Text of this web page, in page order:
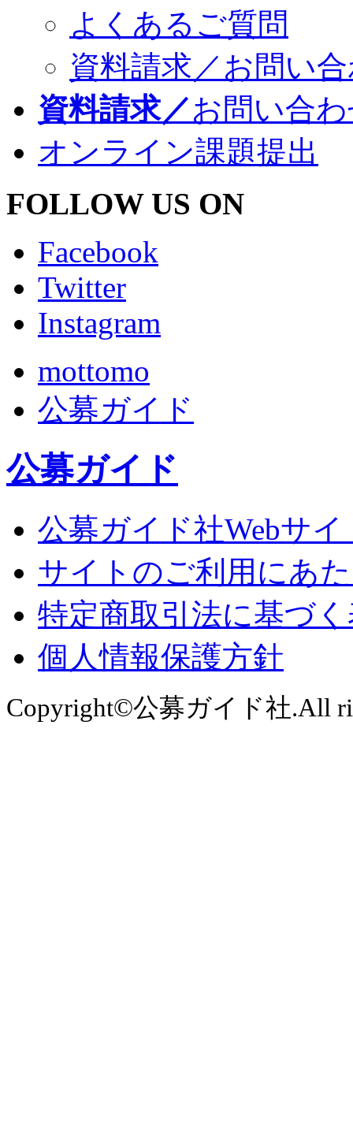
よくあるご質問
資料請求／お問い
資料請求／お問い合
オンライン課題提出
FOLLOW US ON
Facebook
Twitter
Instagram
mottomo
公募ガイド
公募ガイド
公募ガイド社Webサイ
サイトのご利用にあ
特定商取引法に基づ
個人情報保護方針
Copyright©公募ガイド社.All